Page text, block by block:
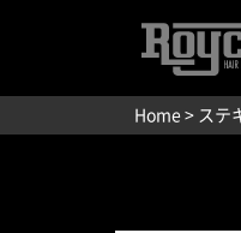
Home > ステ